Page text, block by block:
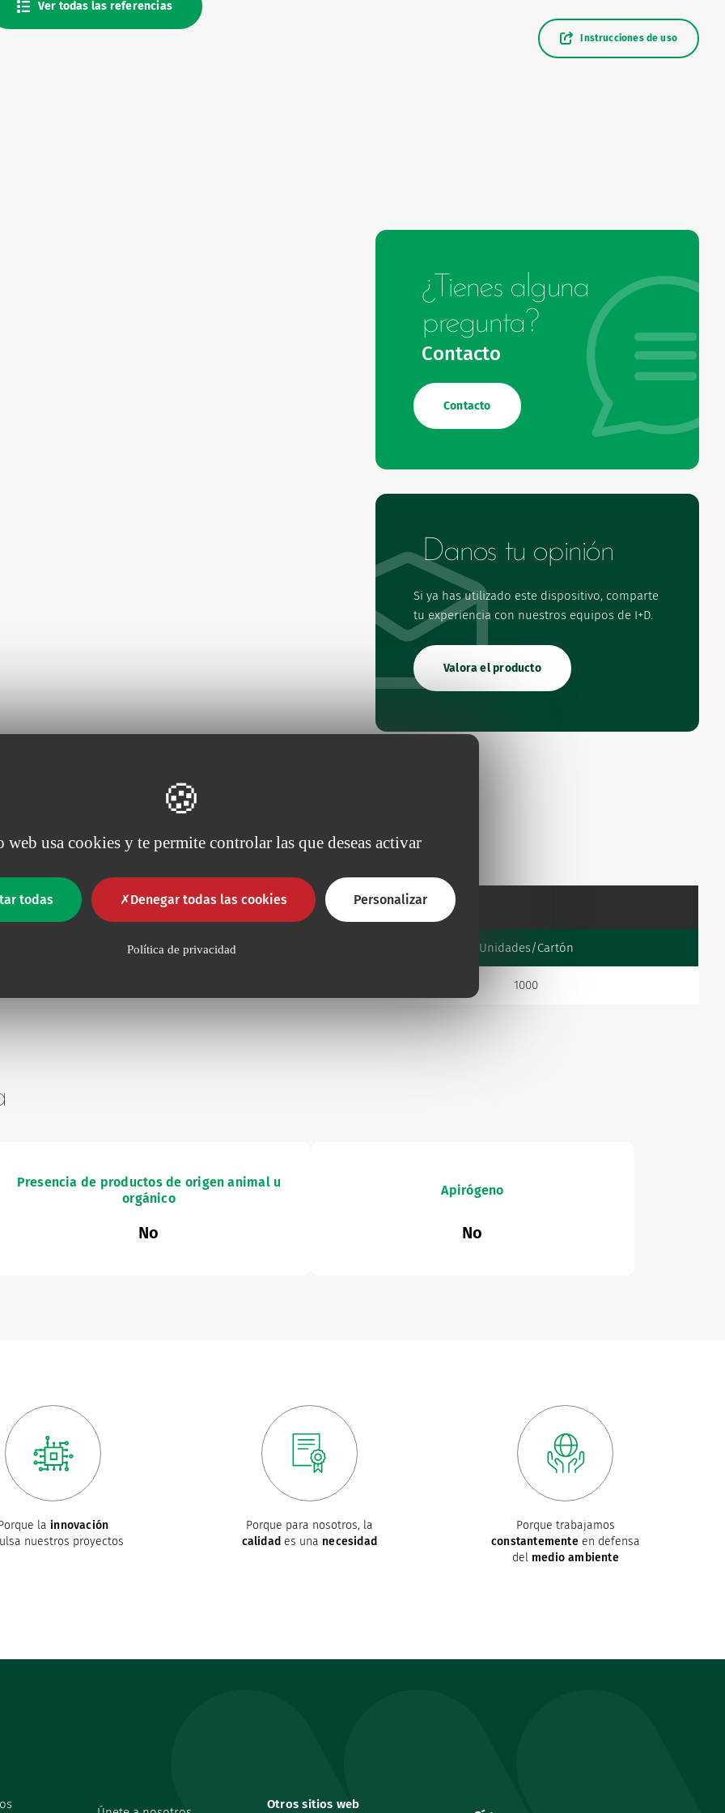
web usa cookies y te permite controlar las que deseas activar
todas Denegar todas las cookies Personalizar
Política de privacidad
Ver todas las referencias
Instrucciones de uso
¿Tienes alguna
pregunta?
Contacto
Contacto
Danos tu opinión
Si ya has utilizado este dispositivo, comparte
tu experiencia con nuestros equipos de I+D.
Valora el producto
Embalaje
Unidades/Caja Unidades/Cartón
1000
Presencia de productos de origen animal u
orgánico
No
Apirógeno
No
la innovación
nuestros proyectos
Porque para nosotros, la
calidad es una necesidad
Porque trabajamos
constantementeen defensa
del medio ambiente
Otros sitios web